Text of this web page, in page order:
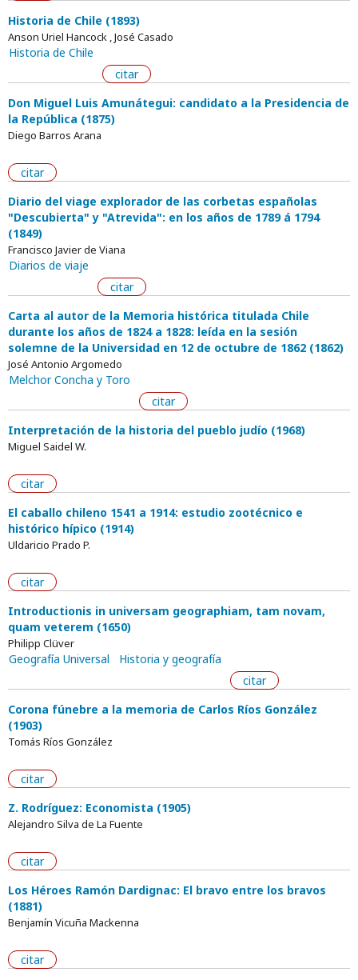
Historia de Chile (1893)
Anson Uriel Hancock , José Casado
Historia de Chile
citar
Don Miguel Luis Amunátegui: candidato a la Presidencia de
la República (1875)
Diego Barros Arana
citar
Diario del viage explorador de las corbetas españolas
"Descubierta" y "Atrevida": en los años de 1789 á 1794
(1849)
Francisco Javier de Viana
Diarios de viaje
citar
Carta al autor de la Memoria histórica titulada Chile
durante los años de 1824 a 1828: leída en la sesión
solemne de la Universidad en 12 de octubre de 1862 (1862)
José Antonio Argomedo
Melchor Concha y Toro
citar
Interpretación de la historia del pueblo judío (1968)
Miguel Saidel W.
citar
El caballo chileno 1541 a 1914: estudio zootécnico e
histórico hípico (1914)
Uldaricio Prado P.
citar
Introductionis in universam geographiam, tam novam,
quam veterem (1650)
Philipp Clüver
Geografía Universal
Historia y geografía
citar
Corona fúnebre a la memoria de Carlos Ríos González
(1903)
Tomás Ríos González
citar
Z. Rodríguez: Economista (1905)
Alejandro Silva de La Fuente
citar
Los Héroes Ramón Dardignac: El bravo entre los bravos
(1881)
Benjamín Vicuña Mackenna
citar